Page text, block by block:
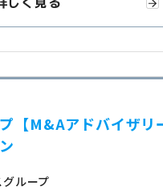
【M&Aアドバイザ
ループ